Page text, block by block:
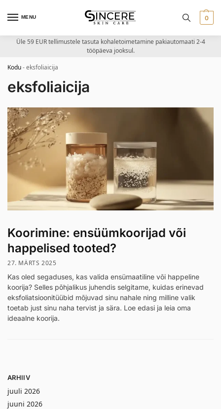
MENU 0
Üle 59 EUR tellimustele tasuta kohaletoimetamine pakiautomaati 2-4
tööpäeva jooksul.
Kodu-eksfoliaicija
eksfoliaicija
Koorimine: ensüümkoorijad või
happelised tooted?
27. MÄRTS 2025
Kas oled segaduses, kas valida ensümaatiline või happeline
koorija? Selles põhjalikus juhendis selgitame, kuidas erinevad
eksfoliatsioonitüübid mõjuvad sinu nahale ning milline valik
toetab just sinu naha tervist ja sära. Loe edasi ja leia oma
ideaalne koorija.
ARHIIV
juuli 2026
juuni 2026